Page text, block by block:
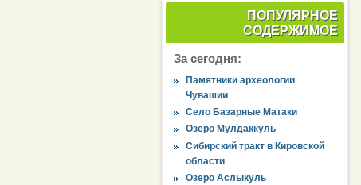
ПОПУЛЯРНОЕ
СОДЕРЖИМОЕ
За сегодня:
Памятники археологии
Чувашии
Село Базарные Матаки
Озеро Мулдаккуль
Сибирский тракт в Кировской
области
Озеро Аслыкуль